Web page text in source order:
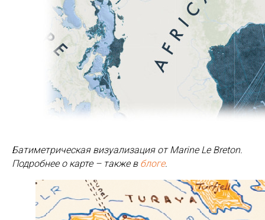
Батиметрическая визуализация от Marine Le Breton.
Подробнее о карте – также в блоге.